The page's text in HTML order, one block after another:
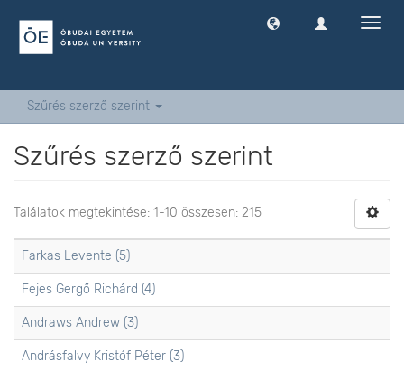
Szűrés szerző szerint
Szűrés szerző szerint
Találatok megtekintése: 1-10 összesen: 215
Farkas Levente (5)
Fejes Gergő Richárd (4)
Andraws Andrew (3)
Andrásfalvy Kristóf Péter (3)